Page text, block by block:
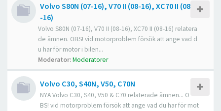
Volvo S80N (07-16), V70 II (08-16), XC70 II (08
-16)
Volvo S80N (07-16), V70 II (08-16), XC70 II (08-16) relatera
de ämnen. OBS! vid motorproblem försök att ange vad d
u har för motor i bilen...
Moderator:Moderatorer
Volvo C30, S40N, V50, C70N
NYA Volvo C30, S40, V50 & C70 relaterade ämnen... O
BS! vid motorproblem försök att ange vad du har för mot